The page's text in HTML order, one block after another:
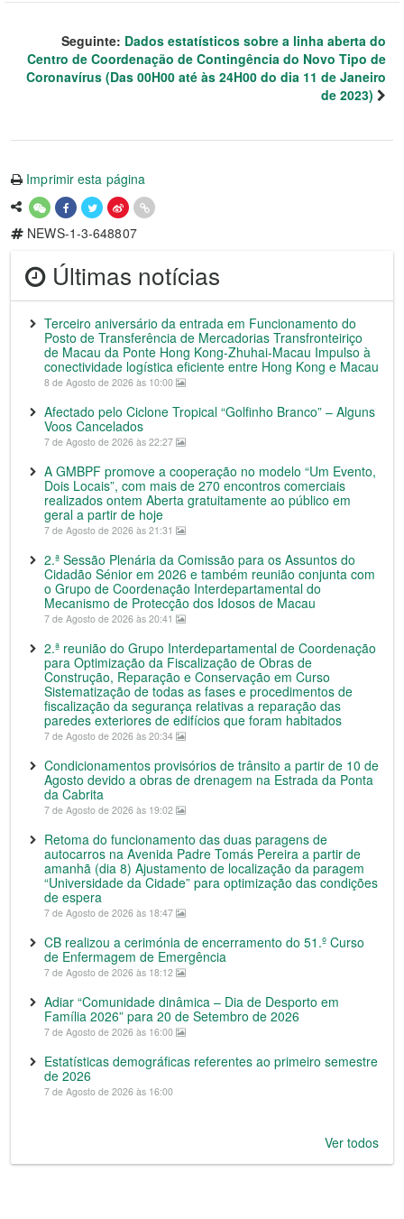
Seguinte: Dados estatísticos sobre a linha aberta do
Centro de Coordenação de Contingência do Novo Tipo de
Coronavírus (Das 00H00 até às 24H00 do dia 11 de Janeiro
de 2023)
Imprimir esta página
NEWS-1-3-648807
Últimas notícias
Terceiro aniversário da entrada em Funcionamento do
Posto de Transferência de Mercadorias Transfronteiriço
de Macau da Ponte Hong Kong-Zhuhai-Macau Impulso à
conectividade logística eficiente entre Hong Kong e Macau
8 de Agosto de 2026 às 10:00
Afectado pelo Ciclone Tropical “Golfinho Branco” – Alguns
Voos Cancelados
7 de Agosto de 2026 às 22:27
A GMBPF promove a cooperação no modelo “Um Evento,
Dois Locais”, com mais de 270 encontros comerciais
realizados ontem Aberta gratuitamente ao público em
geral a partir de hoje
7 de Agosto de 2026 às 21:31
2.ª Sessão Plenária da Comissão para os Assuntos do
Cidadão Sénior em 2026 e também reunião conjunta com
o Grupo de Coordenação Interdepartamental do
Mecanismo de Protecção dos Idosos de Macau
7 de Agosto de 2026 às 20:41
2.ª reunião do Grupo Interdepartamental de Coordenação
para Optimização da Fiscalização de Obras de
Construção, Reparação e Conservação em Curso
Sistematização de todas as fases e procedimentos de
fiscalização da segurança relativas a reparação das
paredes exteriores de edifícios que foram habitados
7 de Agosto de 2026 às 20:34
Condicionamentos provisórios de trânsito a partir de 10 de
Agosto devido a obras de drenagem na Estrada da Ponta
da Cabrita
7 de Agosto de 2026 às 19:02
Retoma do funcionamento das duas paragens de
autocarros na Avenida Padre Tomás Pereira a partir de
amanhã (dia 8) Ajustamento de localização da paragem
“Universidade da Cidade” para optimização das condições
de espera
7 de Agosto de 2026 às 18:47
CB realizou a cerimónia de encerramento do 51.º Curso
de Enfermagem de Emergência
7 de Agosto de 2026 às 18:12
Adiar “Comunidade dinâmica – Dia de Desporto em
Família 2026” para 20 de Setembro de 2026
7 de Agosto de 2026 às 16:00
Estatísticas demográficas referentes ao primeiro semestre
de 2026
7 de Agosto de 2026 às 16:00
Ver todos